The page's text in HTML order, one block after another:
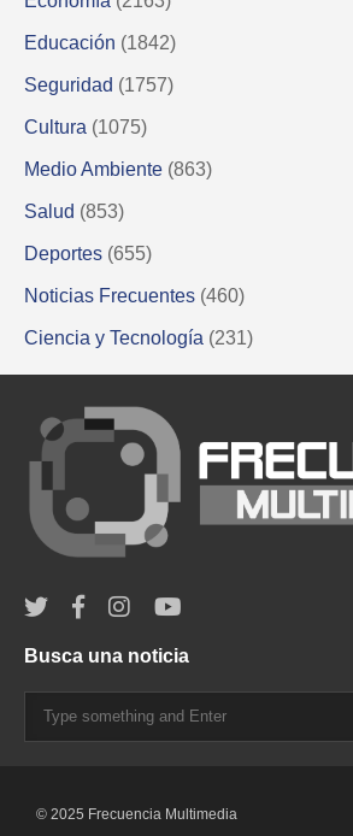
Educación (1842)
Seguridad (1757)
Cultura (1075)
Medio Ambiente (863)
Salud (853)
Deportes (655)
Noticias Frecuentes (460)
Ciencia y Tecnología (231)
Busca una noticia
© 2025 Frecuencia Multimedia